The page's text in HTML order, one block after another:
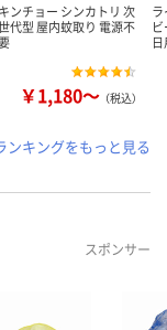
キンチョー シンカトリ 次
代型 屋内蚊取り 電源不
￥1,180～ （税込）
ンキングをもっと見る
スポンサー